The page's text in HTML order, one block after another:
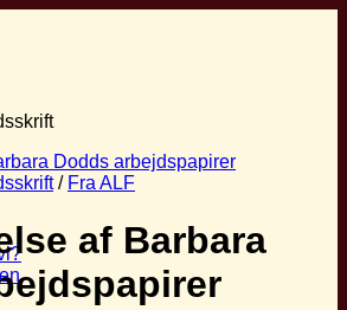
/ Fra ALF
af Barbara